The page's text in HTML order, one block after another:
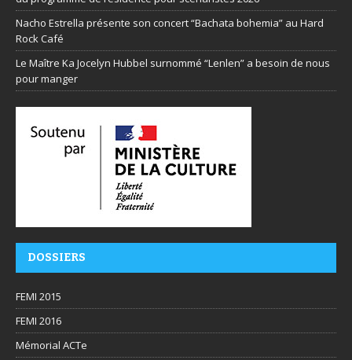
Nacho Estrella présente son concert “Bachata bohemia” au Hard
Rock Café
Le Maître Ka Jocelyn Hubbel surnommé “Lenlen” a besoin de nous
pour manger
DOSSIERS
FEMI 2015
FEMI 2016
Mémorial ACTe